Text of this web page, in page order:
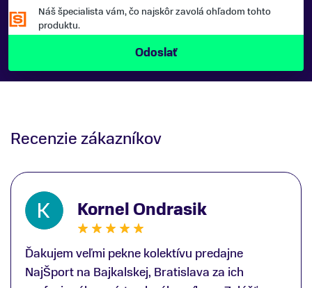
Náš špecialista vám, čo najskôr zavolá ohľadom tohto
produktu.
Recenzie zákazníkov
Kornel Ondrasik
Ďakujem veľmi pekne kolektívu predajne
NajŠport na Bajkalskej, Bratislava za ich